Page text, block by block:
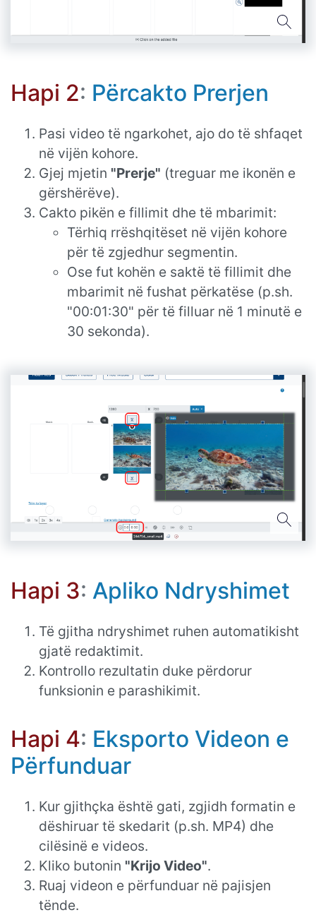
Hapi 2: Përcakto Prerjen
Pasi video të ngarkohet, ajo do të shfaqet
në vijën kohore.
Gjej mjetin "Prerje" (treguar me ikonën e
gërshërëve).
Cakto pikën e fillimit dhe të mbarimit:
Tërhiq rrëshqitëset në vijën kohore
për të zgjedhur segmentin.
Ose fut kohën e saktë të fillimit dhe
mbarimit në fushat përkatëse (p.sh.
"00:01:30" për të filluar në 1 minutë e
30 sekonda).
Hapi 3: Apliko Ndryshimet
Të gjitha ndryshimet ruhen automatikisht
gjatë redaktimit.
Kontrollo rezultatin duke përdorur
funksionin e parashikimit.
Hapi 4: Eksporto Videon e
Përfunduar
Kur gjithçka është gati, zgjidh formatin e
dëshiruar të skedarit (p.sh. MP4) dhe
cilësinë e videos.
Kliko butonin "Krijo Video".
Ruaj videon e përfunduar në pajisjen
tënde.